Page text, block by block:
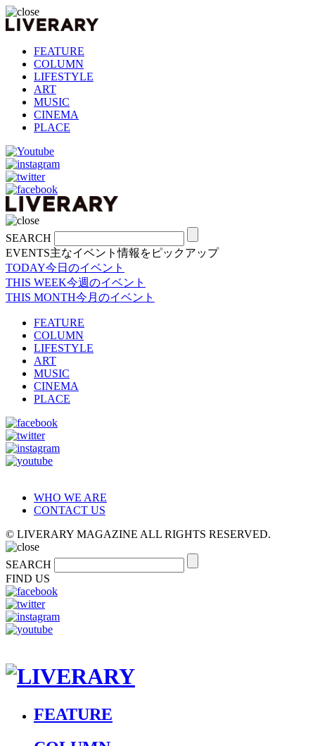
FEATURE
COLUMN
LIFESTYLE
ART
MUSIC
CINEMA
PLACE
SEARCH
EVENTS主なイベント情報をピックアップ
TODAY今日のイベント
THIS WEEK今週のイベント
THIS MONTH今月のイベント
FEATURE
COLUMN
LIFESTYLE
ART
MUSIC
CINEMA
PLACE
WHO WE ARE
CONTACT US
© LIVERARY MAGAZINE ALL RIGHTS RESERVED.
SEARCH
FIND US
FEATURE